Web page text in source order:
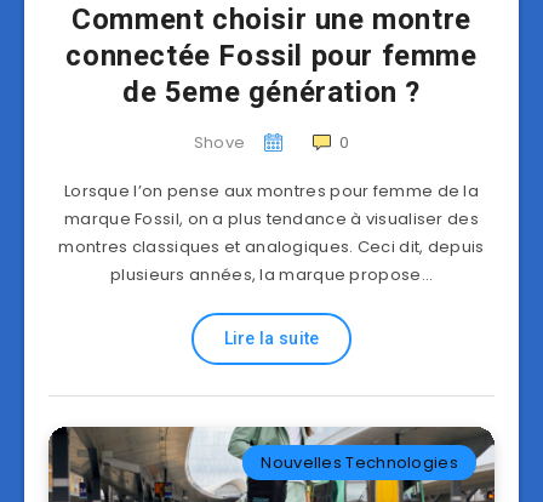
Comment choisir une montre
connectée Fossil pour femme
de 5eme génération ?
Shove 0
Lorsque l’on pense aux montres pour femme de la
marque Fossil, on a plus tendance à visualiser des
montres classiques et analogiques. Ceci dit, depuis
plusieurs années, la marque propose…
Lire la suite
Nouvelles Technologies